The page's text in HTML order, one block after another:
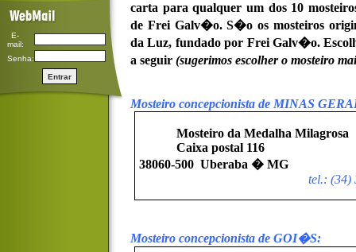
E-
mail:
Senha:
carta para qualquer um dos 10
de Frei Galv�o. S�o os mosteiros
da Luz, fundado por Frei Galv�o.
a seguir (sugerimos escolher o mosteiro
Mosteiro concepcionista de MINAS
Mosteiro da Medalha Milagrosa
Caixa postal 116
38060-500 Uberaba � MG
tel.: (34)
Mosteiro concepcionista de GOI�S: